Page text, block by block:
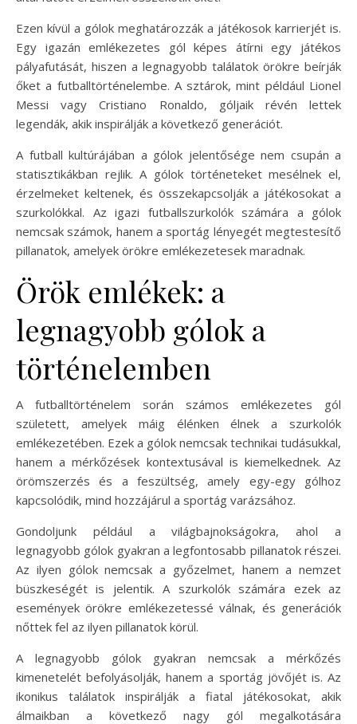
Ezen kívül a gólok meghatározzák a játékosok karrierjét is.
Egy igazán emlékezetes gól képes átírni egy játékos
pályafutását, hiszen a legnagyobb találatok örökre beírják
őket a futballtörténelembe. A sztárok, mint például Lionel
Messi vagy Cristiano Ronaldo, góljaik révén lettek
legendák, akik inspirálják a következő generációt.
A futball kultúrájában a gólok jelentősége nem csupán a
statisztikákban rejlik. A gólok történeteket mesélnek el,
érzelmeket keltenek, és összekapcsolják a játékosokat a
szurkolókkal. Az igazi futballszurkolók számára a gólok
nemcsak számok, hanem a sportág lényegét megtestesítő
pillanatok, amelyek örökre emlékezetesek maradnak.
Örök emlékek: a
legnagyobb gólok a
történelemben
A futballtörténelem során számos emlékezetes gól
született, amelyek máig élénken élnek a szurkolók
emlékezetében. Ezek a gólok nemcsak technikai tudásukkal,
hanem a mérkőzések kontextusával is kiemelkednek. Az
örömszerzés és a feszültség, amely egy-egy gólhoz
kapcsolódik, mind hozzájárul a sportág varázsához.
Gondoljunk például a világbajnokságokra, ahol a
legnagyobb gólok gyakran a legfontosabb pillanatok részei.
Az ilyen gólok nemcsak a győzelmet, hanem a nemzet
büszkeségét is jelentik. A szurkolók számára ezek az
események örökre emlékezetessé válnak, és generációk
nőttek fel az ilyen pillanatok körül.
A legnagyobb gólok gyakran nemcsak a mérkőzés
kimenetelét befolyásolják, hanem a sportág jövőjét is. Az
ikonikus találatok inspirálják a fiatal játékosokat, akik
álmaikban a következő nagy gól megalkotására